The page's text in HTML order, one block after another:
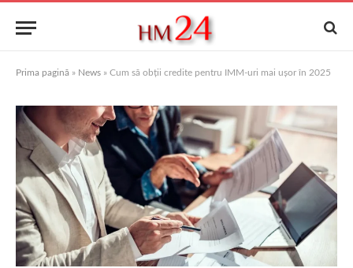
Prima pagină » News » Cum să obții credite pentru IMM-uri mai ușor în 2025